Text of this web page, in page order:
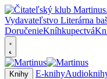
DoručenieKníhkupectvá
Knihy E-knihy